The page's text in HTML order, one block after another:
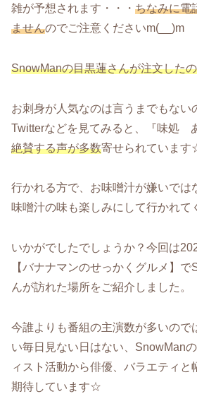
雑が予想されます・・・ ちなみに電
ませんのでご注意くださいm(__)m
SnowManの目黒蓮さんが注文した
お刺身が人気なのは言うまでもない
Twitterなどを見てみると、『味処
絶賛する声が多数寄せられていま
行かれる方で、お味噌汁が嫌いでは
味噌汁の味も楽しみにして行かれ
いかがでしたでしょうか？今回は
【バナナマンのせっかくグルメ】で
んが訪れた場所をご紹介しました。
今誰よりも番組の主演数が多いので
い毎日見ない日はない、SnowMan
ィスト活動から俳優、バラエティと
期待しています☆